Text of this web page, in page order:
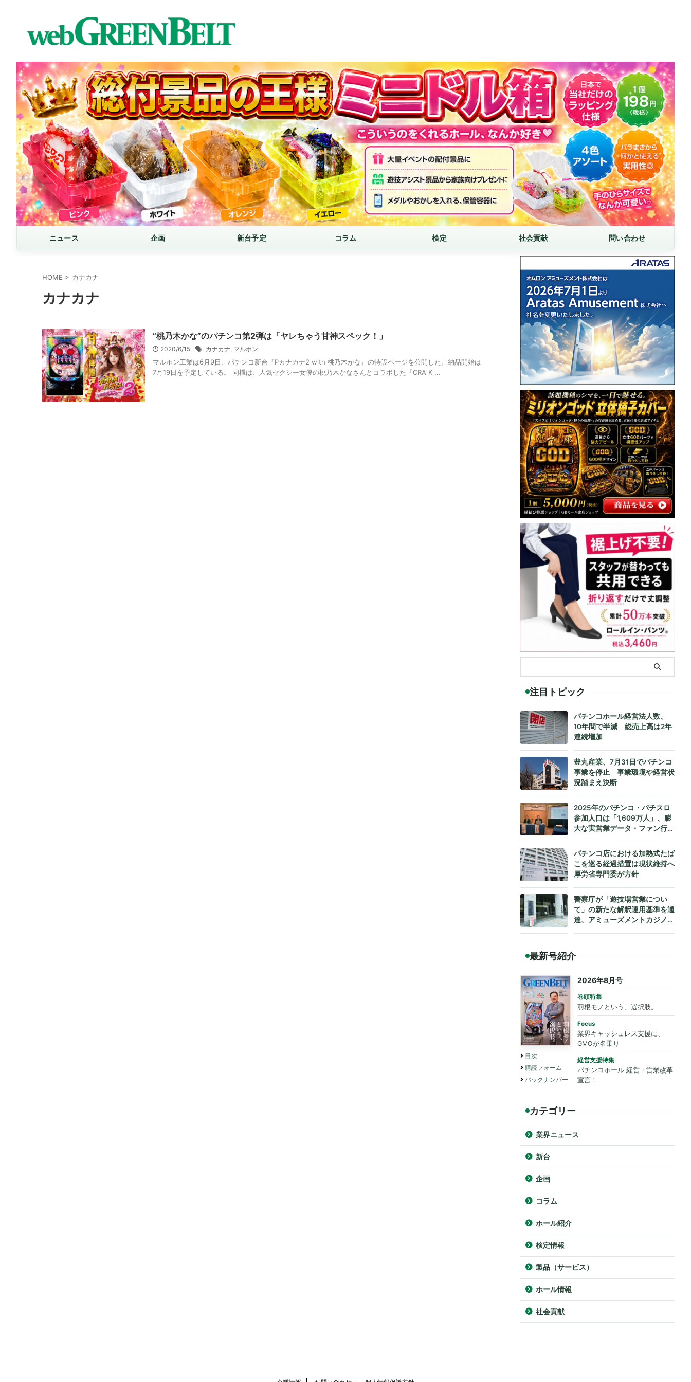
ニュース 企画 新台予定 コラム 検定 社会貢献 問い合わせ
HOME > カナカナ
カナカナ
“桃乃木かな”のパチンコ第2弾は「ヤレちゃう甘神スペック！」
2020/6/15 カナカナ マルホン
マルホン工業は6月9日、パチンコ新台『Pカナカナ2 with 桃乃木かな』の特設ページを公開した。納品開始は
7月19日を予定している。 同機は、人気セクシー女優の桃乃木かなさんとコラボした『CRA K ...
注目トピック
パチンコホール経営法人数、
10年間で半減 総売上高は2年
連続増加
豊丸産業、7月31日でパチンコ
事業を停止 事業環境や経営状
況踏まえ決断
2025年のパチンコ・パチスロ
参加人口は「1,609万人」、膨
大な実営業データ・ファン行動
公式発表
パチンコ店における加熱式たば
こを巡る経過措置は現状維持へ
厚労省専門委が方針
警察庁が「遊技場営業につい
て」の新たな解釈運用基準を通
達、アミューズメントカジノへ
最新号紹介
目次
購読フォーム
バックナンバー
2026年8月号
巻頭特集
羽根モノという、選択肢。
Focus
業界キャッシュレス支援に、
GMOが名乗り
経営支援特集
パチンコホール 経営・営業改革
宣言！
カテゴリー
業界ニュース
新台
企画
コラム
ホール紹介
検定情報
製品（サービス）
ホール情報
社会貢献